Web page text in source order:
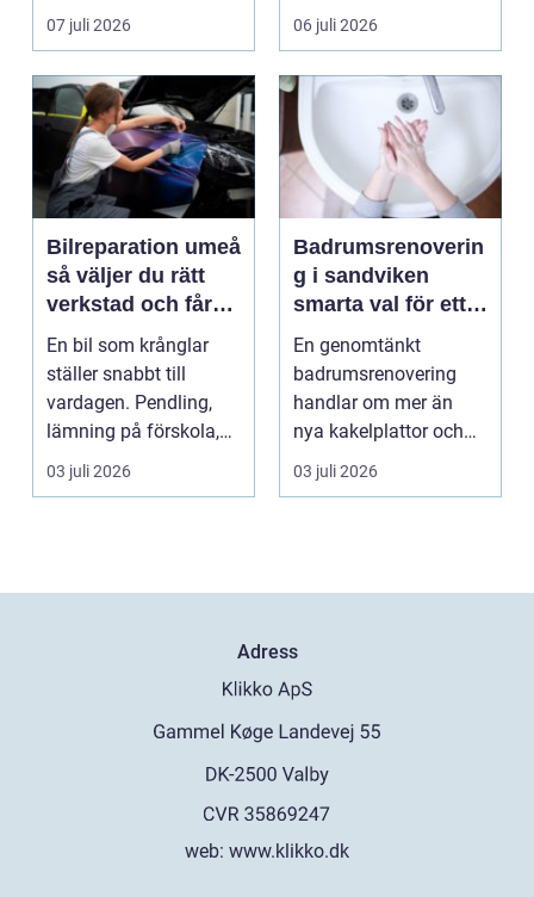
Den skyddar
människo...
07 juli 2026
många blir den s...
06 juli 2026
Bilreparation umeå
så väljer du rätt
verkstad och får
bilen att hålla
längre
En bil som krånglar
ställer snabbt till
vardagen. Pendling,
lämning på förskola,
utflykter och storh...
03 juli 2026
Badrumsrenoverin
g i sandviken
smarta val för ett
tryggt och hållbart
badrum
En genomtänkt
badrumsrenovering
handlar om mer än
nya kakelplattor och
en modern dusch. För
många bo...
03 juli 2026
Adress
web: www.klikko.dk